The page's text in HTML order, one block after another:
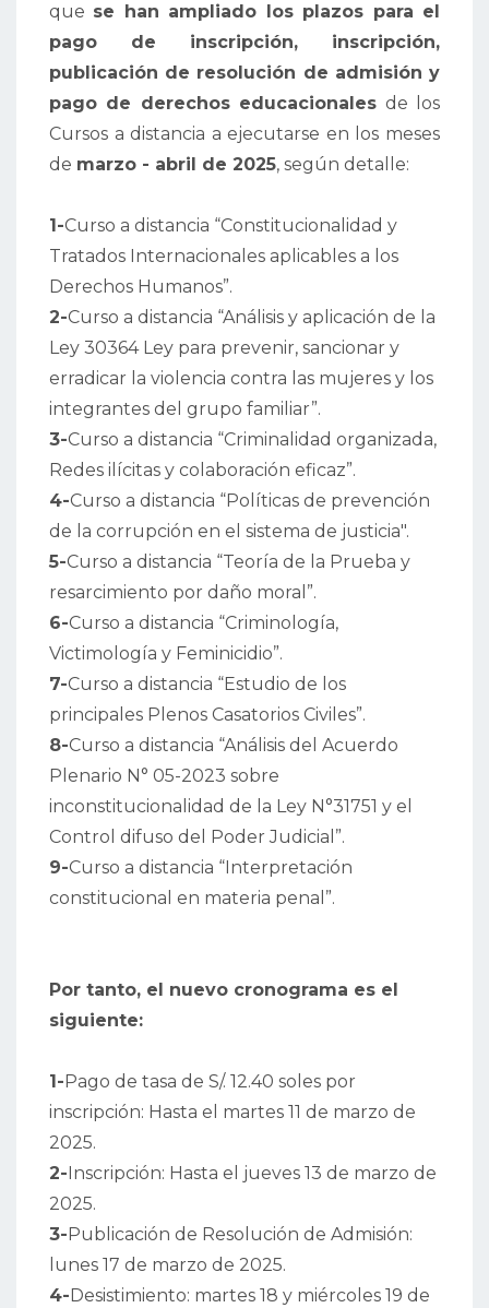
que se han ampliado los plazos para el
pago de inscripción, inscripción,
publicación de resolución de admisión y
pago de derechos educacionales de los
Cursos a distancia a ejecutarse en los meses
de marzo - abril de 2025, según detalle:
1-Curso a distancia “Constitucionalidad y
Tratados Internacionales aplicables a los
Derechos Humanos”.
2-Curso a distancia “Análisis y aplicación de la
Ley 30364 Ley para prevenir, sancionar y
erradicar la violencia contra las mujeres y los
integrantes del grupo familiar”.
3-Curso a distancia “Criminalidad organizada,
Redes ilícitas y colaboración eficaz”.
4-Curso a distancia “Políticas de prevención
de la corrupción en el sistema de justicia".
5-Curso a distancia “Teoría de la Prueba y
resarcimiento por daño moral”.
6-Curso a distancia “Criminología,
Victimología y Feminicidio”.
7-Curso a distancia “Estudio de los
principales Plenos Casatorios Civiles”.
8-Curso a distancia “Análisis del Acuerdo
Plenario N° 05-2023 sobre
inconstitucionalidad de la Ley N°31751 y el
Control difuso del Poder Judicial”.
9-Curso a distancia “Interpretación
constitucional en materia penal”.
Por tanto, el nuevo cronograma es el
siguiente:
1- Pago de tasa de S/. 12.40 soles por
inscripción: Hasta el martes 11 de marzo de
2025.
2- Inscripción: Hasta el jueves 13 de marzo de
2025.
3- Publicación de Resolución de Admisión:
lunes 17 de marzo de 2025.
4- Desistimiento: martes 18 y miércoles 19 de